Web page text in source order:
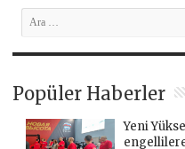
Popüler Haberler
Yeni